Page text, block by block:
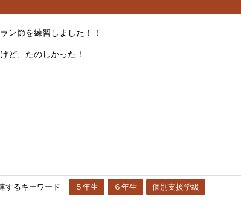
ン節を練習しました！！
ど、たのしかった！
するキーワード ５年生 ６年生 個別支援学級